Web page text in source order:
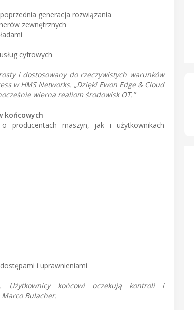
generacja rozwiązania
zewnętrznych
cyfrowych
i dostosowany do rzeczywistych warunków
w HMS Networks. „Dzięki Ewon Edge & Cloud
wierna realiom środowisk OT.”
końcowych
producentach maszyn, jak i użytkownikach
i uprawnieniami
Użytkownicy końcowi oczekują kontroli i
Bulacher.